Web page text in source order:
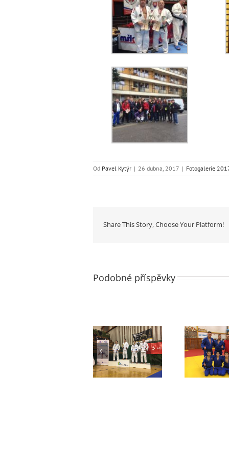
Od Pavel Kytýr | 26 dubna, 2017 | Fotogalerie
Share This Story, Choose Your Platform!
Podobné příspěvky
Extraliga